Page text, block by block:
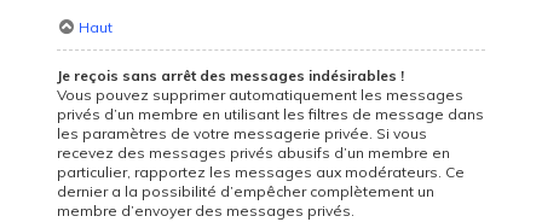
Haut
Je reçois sans arrêt des messages indésirables !
Vous pouvez supprimer automatiquement les messages
privés d’un membre en utilisant les filtres de message dans
les paramètres de votre messagerie privée. Si vous
recevez des messages privés abusifs d’un membre en
particulier, rapportez les messages aux modérateurs. Ce
dernier a la possibilité d’empêcher complètement un
membre d’envoyer des messages privés.